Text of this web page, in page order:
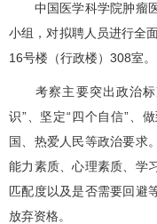
中国医学科学院肿瘤医
小组，对拟聘人员进行全
16号楼（行政楼）308室。
考察主要突出政治标
识”、坚定“四个自信”、
国、热爱人民等政治要求
能力素质、心理素质、学
匹配度以及是否需要回避
放弃资格。